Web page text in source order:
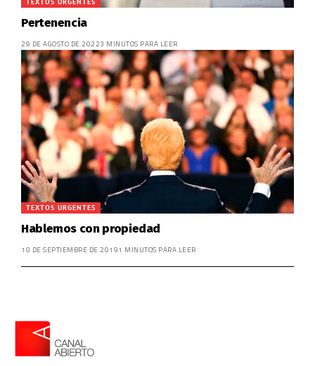
TEXTOS URGENTES
Pertenencia
29 DE AGOSTO DE 20223 MINUTOS PARA LEER
TEXTOS URGENTES
Hablemos con propiedad
10 DE SEPTIEMBRE DE 20191 MINUTOS PARA LEER